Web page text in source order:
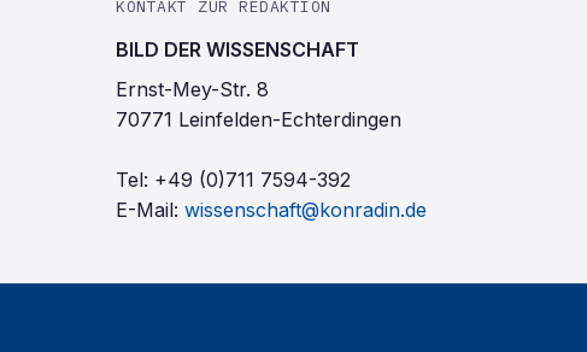
KONTAKT ZUR REDAKTION
BILD DER WISSENSCHAFT
Ernst-Mey-Str. 8
70771 Leinfelden-Echterdingen
Tel: +49 (0)711 7594-392
E-Mail: wissenschaft@konradin.de